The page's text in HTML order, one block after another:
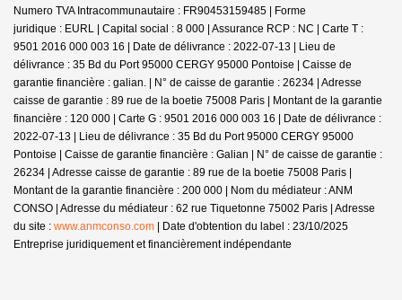
Numero TVA Intracommunautaire : FR90453159485 | Forme
juridique : EURL | Capital social : 8 000 | Assurance RCP : NC | Carte T :
9501 2016 000 003 16 | Date de délivrance : 2022-07-13 | Lieu de
délivrance : 35 Bd du Port 95000 CERGY 95000 Pontoise | Caisse de
garantie financière : galian. | N° de caisse de garantie : 26234 | Adresse
caisse de garantie : 89 rue de la boetie 75008 Paris | Montant de la garantie
financière : 120 000 | Carte G : 9501 2016 000 003 16 | Date de délivrance :
2022-07-13 | Lieu de délivrance : 35 Bd du Port 95000 CERGY 95000
Pontoise | Caisse de garantie financière : Galian | N° de caisse de garantie :
26234 | Adresse caisse de garantie : 89 rue de la boetie 75008 Paris |
Montant de la garantie financière : 200 000 | Nom du médiateur : ANM
CONSO | Adresse du médiateur : 62 rue Tiquetonne 75002 Paris | Adresse
du site : www.anmconso.com | Date d'obtention du label : 23/10/2025
Entreprise juridiquement et financièrement indépendante